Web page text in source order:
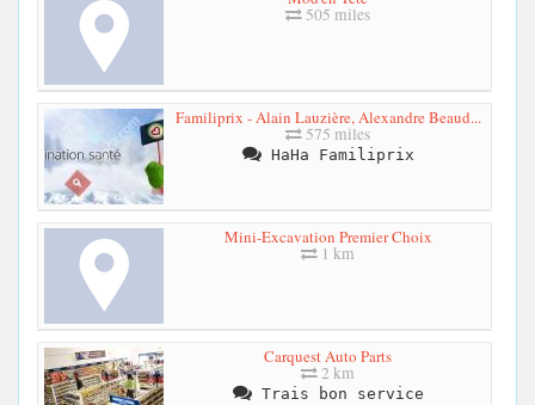
505 miles
Familiprix - Alain Lauzière, Alexandre Beaud...
575 miles
HaHa Familiprix
Mini-Excavation Premier Choix
1 km
Carquest Auto Parts
2 km
Trais bon service